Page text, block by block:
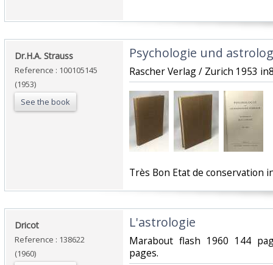
‎Dr.H.A. Strauss‎
Reference : 100105145
(1953)
See the book
‎Psychologie und
‎Rascher Verlag / Zurich 1953
‎Très Bon Etat de
‎Dricot‎
Reference : 138622
(1960)
‎L'astrologie‎
‎Marabout flash 1960 144
pages.‎